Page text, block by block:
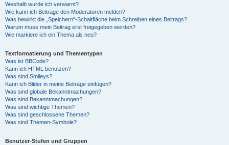
Weshalb wurde ich verwarnt?
Wie kann ich Beiträge den Moderatoren melden?
Was bewirkt die „Speichern“-Schaltfläche beim Schreiben eines Beitrags?
Warum muss mein Beitrag erst freigegeben werden?
Wie markiere ich ein Thema als neu?
Textformatierung und Thementypen
Was ist BBCode?
Kann ich HTML benutzen?
Was sind Smileys?
Kann ich Bilder in meine Beiträge einfügen?
Was sind globale Bekanntmachungen?
Was sind Bekanntmachungen?
Was sind wichtige Themen?
Was sind geschlossene Themen?
Was sind Themen-Symbole?
Benutzer-Stufen und Gruppen